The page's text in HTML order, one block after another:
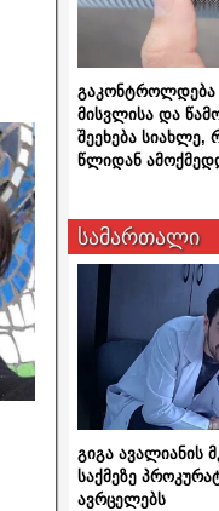
გაკონტროლდება
მისვლისა და
შეეხება
წლიდან
სამართალი
გიგა ავალიანის
საქმეზე
ავრცელებს